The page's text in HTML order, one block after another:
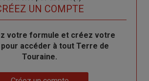
UN COMPTE
votre formule et créez votre
accéder à tout Terre de
Touraine.